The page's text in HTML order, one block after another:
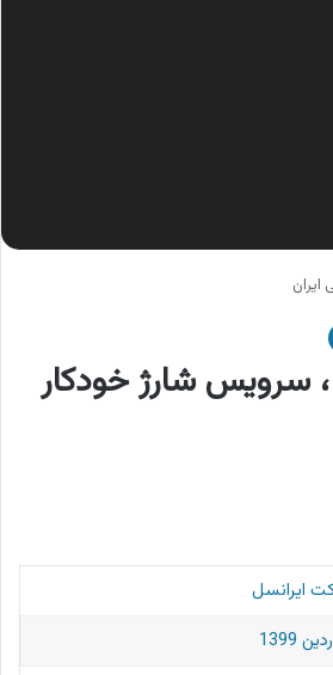
ایران
، سرویس شارژ خودکار
ایرانسل
1399